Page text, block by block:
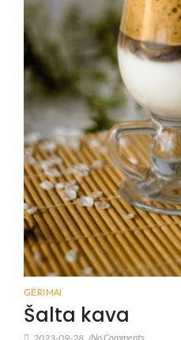
GĖRIMAI
Šalta kava
No Comments